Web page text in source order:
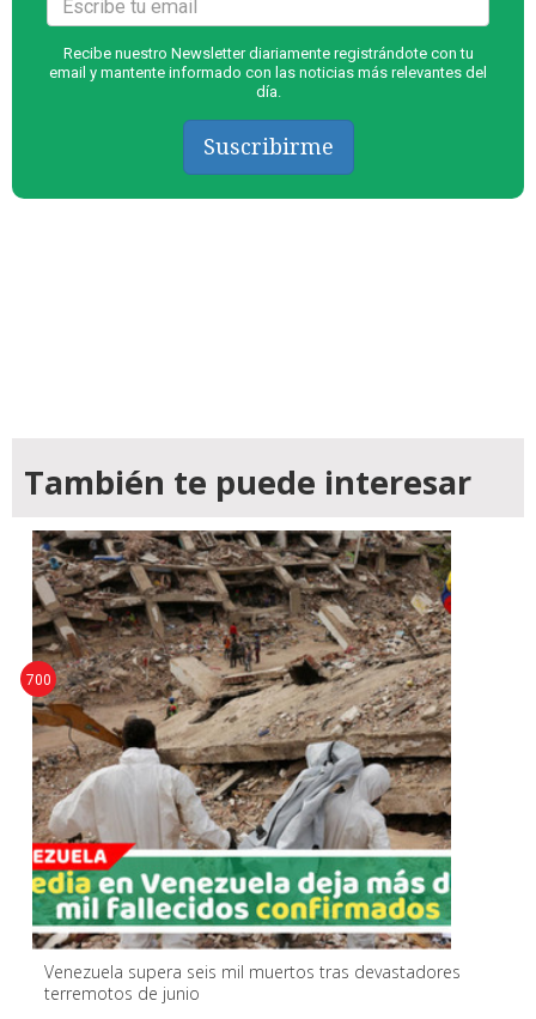
Recibe nuestro Newsletter diariamente registrándote con tu
email y mantente informado con las noticias más relevantes del
día.
Suscribirme
También te puede interesar
Venezuela supera seis mil muertos tras devastadores
terremotos de junio
700